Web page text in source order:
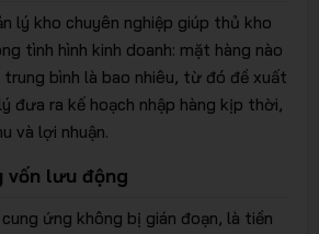
lý kho chuyên nghiệp giúp thủ kho
tình hình kinh doanh: mặt hàng nào
bình là bao nhiêu, từ đó đề xuất
đưa ra kế hoạch nhập hàng kịp thời,
và lợi nhuận.
vốn lưu động
ứng không bị gián đoạn, là tiền